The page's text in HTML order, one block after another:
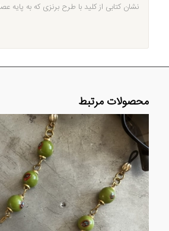
نشان کتابی از کلید با طرح برنزی که به پایه
محصولات مرتبط